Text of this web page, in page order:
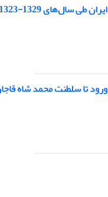
1329-1323 قمری
تا سلطنت محمد شاه